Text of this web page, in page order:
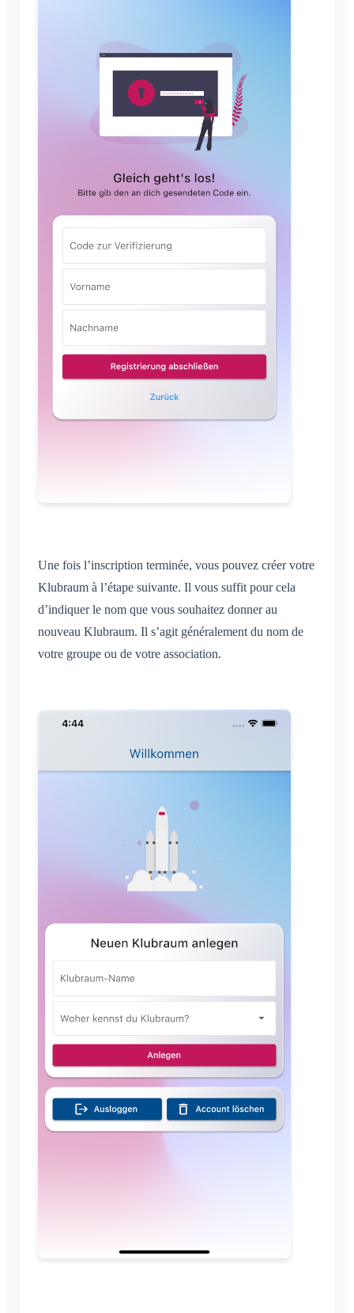
Une fois l’inscription terminée, vous pouvez créer votre
Klubraum à l’étape suivante. Il vous suffit pour cela
d’indiquer le nom que vous souhaitez donner au
nouveau Klubraum. Il s’agit généralement du nom de
votre groupe ou de votre association.